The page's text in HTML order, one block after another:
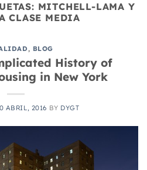
MITCHELL-LAMA Y
CLASE MEDIA
, BLOG
History of
in New York
ABRIL, 2016 BY DYGT